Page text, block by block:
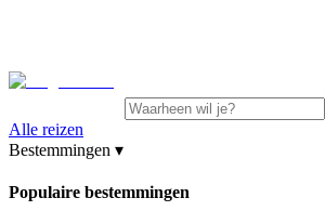
Alle reizen
Bestemmingen ▾
Populaire bestemmingen